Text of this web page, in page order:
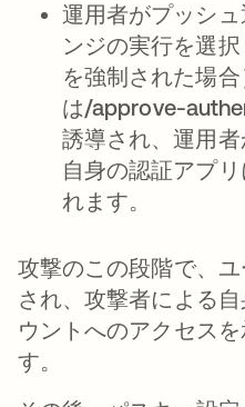
運用者がプッシ
ンジの実行を選
を強制された場
は/approve-
誘導され、運用
自身の認証アプ
れます。
攻撃のこの段階で、
され、攻撃者による
ウントへのアクセス
す。